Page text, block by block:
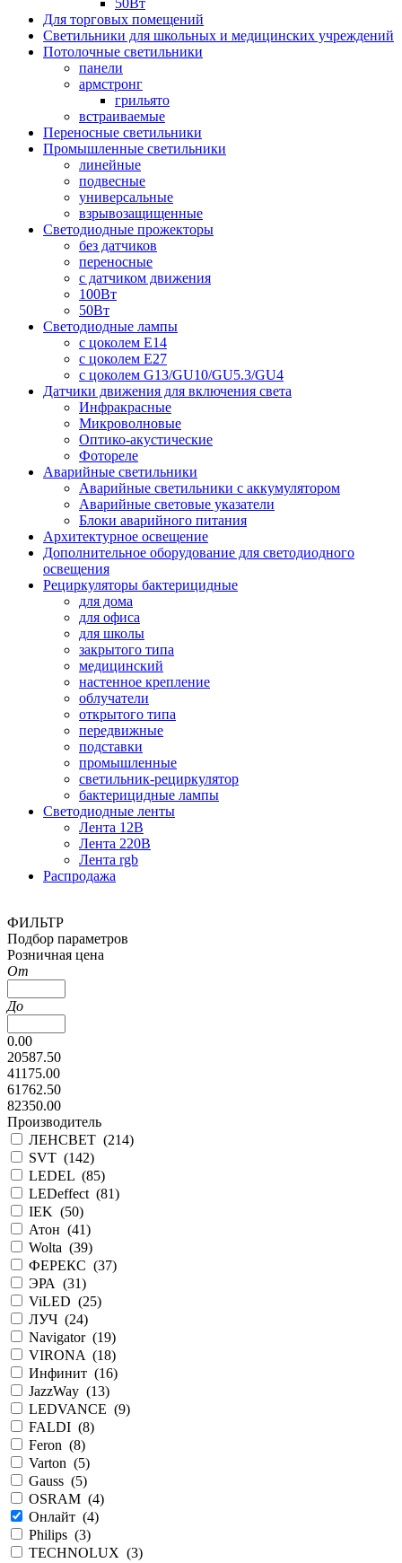
50Вт
Для торговых помещений
Светильники для школьных и медицинских учреждений
Потолочные светильники
панели
армстронг
грильято
встраиваемые
Переносные светильники
Промышленные светильники
линейные
подвесные
универсальные
взрывозащищенные
Светодиодные прожекторы
без датчиков
переносные
с датчиком движения
100Вт
50Вт
Светодиодные лампы
с цоколем E14
с цоколем E27
с цоколем G13/GU10/GU5.3/GU4
Датчики движения для включения света
Инфракрасные
Микроволновые
Оптико-акустические
Фотореле
Аварийные светильники
Аварийные светильники с аккумулятором
Аварийные световые указатели
Блоки аварийного питания
Архитектурное освещение
Дополнительное оборудование для светодиодного
освещения
Рециркуляторы бактерицидные
для дома
для офиса
для школы
закрытого типа
медицинский
настенное крепление
облучатели
открытого типа
передвижные
подставки
промышленные
светильник-рециркулятор
бактерицидные лампы
Светодиодные ленты
Лента 12В
Лента 220В
Лента rgb
Распродажа
ФИЛЬТР
Подбор параметров
Розничная цена
От
До
0.00
20587.50
41175.00
61762.50
82350.00
Производитель
ЛЕНСВЕТ (214)
SVT (142)
LEDEL (85)
LEDeffect (81)
IEK (50)
Атон (41)
Wolta (39)
ФЕРЕКС (37)
ЭРА (31)
ViLED (25)
ЛУЧ (24)
Navigator (19)
VIRONA (18)
Инфинит (16)
JazzWay (13)
LEDVANCE (9)
FALDI (8)
Feron (8)
Varton (5)
Gauss (5)
OSRAM (4)
Онлайт (4)
Philips (3)
TECHNOLUX (3)